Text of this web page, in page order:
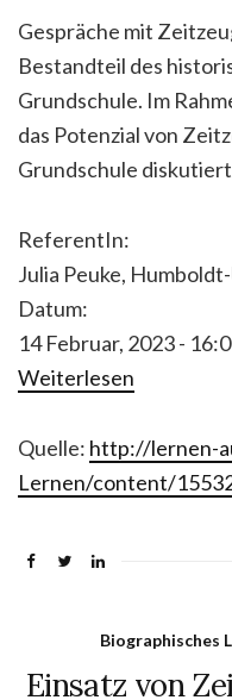
Gespräche mit
Bestandteil des
Grundschule. Im
das Potenzial von
Grundschule
ReferentIn:
Julia Peuke,
Datum:
14 Februar, 2023 -
Weiterlesen
Quelle: http://lernen-
Lernen/content/
Biographisches
Einsatz von